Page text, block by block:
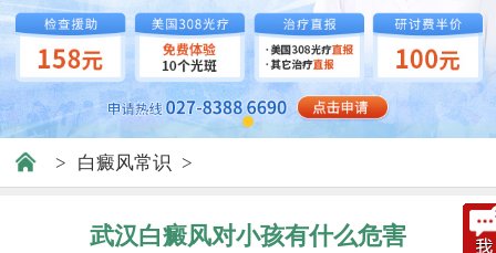
> 白癜风常识 >
武汉白癜风对小孩有什么危害